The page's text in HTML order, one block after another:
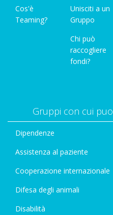
Cos'è
Teaming?
Unisciti a un
Gruppo
Chi può
raccogliere
fondi?
Gruppi con cui
Dipendenze
Assistenza al paziente
Cooperazione internazionale
Difesa degli animali
Disabilità